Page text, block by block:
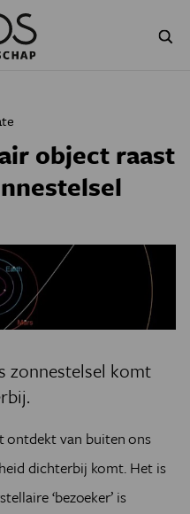
GESCHIEDENIS
object raast
zonnestelsel komt
ontdekt van buiten ons
dichterbij komt. Het is
‘bezoeker’ is